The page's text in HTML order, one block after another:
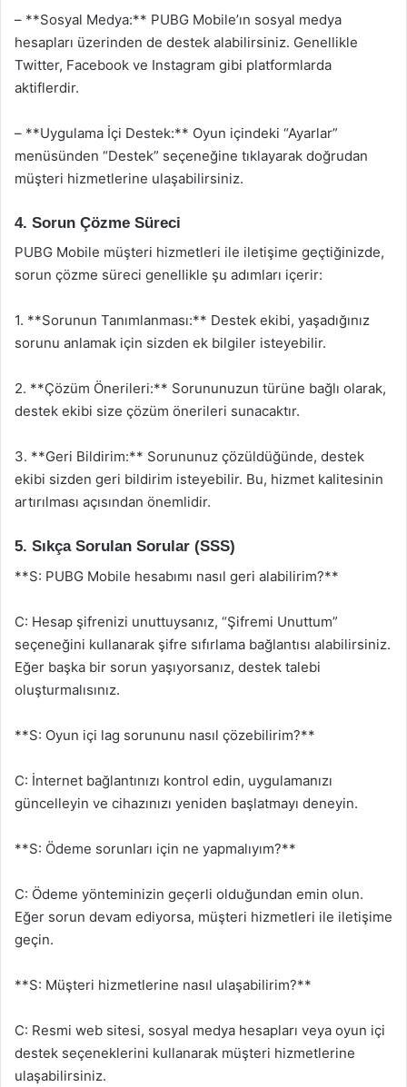
– **Sosyal Medya:** PUBG Mobile’ın sosyal medya
hesapları üzerinden de destek alabilirsiniz. Genellikle
Twitter, Facebook ve Instagram gibi platformlarda
aktiflerdir.
– **Uygulama İçi Destek:** Oyun içindeki “Ayarlar”
menüsünden “Destek” seçeneğine tıklayarak doğrudan
müşteri hizmetlerine ulaşabilirsiniz.
4. Sorun Çözme Süreci
PUBG Mobile müşteri hizmetleri ile iletişime geçtiğinizde,
sorun çözme süreci genellikle şu adımları içerir:
1. **Sorunun Tanımlanması:** Destek ekibi, yaşadığınız
sorunu anlamak için sizden ek bilgiler isteyebilir.
2. **Çözüm Önerileri:** Sorununuzun türüne bağlı olarak,
destek ekibi size çözüm önerileri sunacaktır.
3. **Geri Bildirim:** Sorununuz çözüldüğünde, destek
ekibi sizden geri bildirim isteyebilir. Bu, hizmet kalitesinin
artırılması açısından önemlidir.
5. Sıkça Sorulan Sorular (SSS)
**S: PUBG Mobile hesabımı nasıl geri alabilirim?**
C: Hesap şifrenizi unuttuysanız, “Şifremi Unuttum”
seçeneğini kullanarak şifre sıfırlama bağlantısı alabilirsiniz.
Eğer başka bir sorun yaşıyorsanız, destek talebi
oluşturmalısınız.
**S: Oyun içi lag sorununu nasıl çözebilirim?**
C: İnternet bağlantınızı kontrol edin, uygulamanızı
güncelleyin ve cihazınızı yeniden başlatmayı deneyin.
**S: Ödeme sorunları için ne yapmalıyım?**
C: Ödeme yönteminizin geçerli olduğundan emin olun.
Eğer sorun devam ediyorsa, müşteri hizmetleri ile iletişime
geçin.
**S: Müşteri hizmetlerine nasıl ulaşabilirim?**
C: Resmi web sitesi, sosyal medya hesapları veya oyun içi
destek seçeneklerini kullanarak müşteri hizmetlerine
ulaşabilirsiniz.